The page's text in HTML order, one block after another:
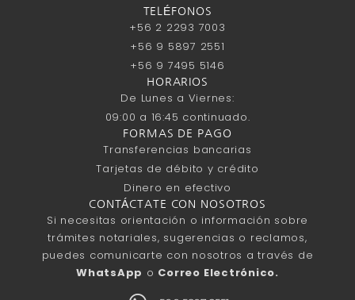
TELÉFONOS
+56 2 2293 7003
+56 9 5897 2551
+56 9 7495 5146
HORARIOS
De Lunes a Viernes:
09:00 a 16:45 continuado.
FORMAS DE PAGO
Transferencias bancarias
Tarjetas de débito y crédito
Dinero en efectivo
CONTÁCTATE CON NOSOTROS
Si necesitas orientación o información sobre
trámites notariales, sugerencias o reclamos,
puedes comunicarte con nosotros a través de
WhatsApp o Correo Electrónico.